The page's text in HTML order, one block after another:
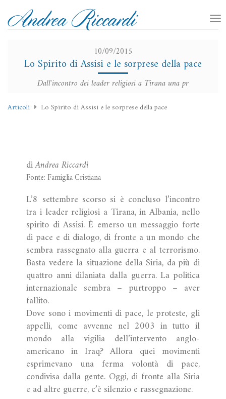
10/09/2015
Lo Spirito di Assisi e le sorprese della pace
Dall'incontro dei leader religiosi a Tirana una pr
Articoli Lo Spirito di Assisi e le sorprese della pace
diAndrea Riccardi
Fonte: Famiglia Cristiana
L’8 settembre scorso si è concluso l’incontro
tra i leader religiosi a Tirana, in Albania, nello
spirito di Assisi. È emerso un messaggio forte
di pace e di dialogo, di fronte a un mondo che
sembra rassegnato alla guerra e al terrorismo.
Basta vedere la situazione della Siria, da più di
quattro anni dilaniata dalla guerra. La politica
internazionale sembra – purtroppo – aver
fallito.
Dove sono i movimenti di pace, le proteste, gli
appelli, come avvenne nel 2003 in tutto il
mondo alla vigilia dell’intervento anglo-
americano in Iraq? Allora quei movimenti
esprimevano una ferma volontà di pace,
condivisa dalla gente. Oggi, di fronte alla Siria
e ad altre guerre, c’è silenzio e rassegnazione.